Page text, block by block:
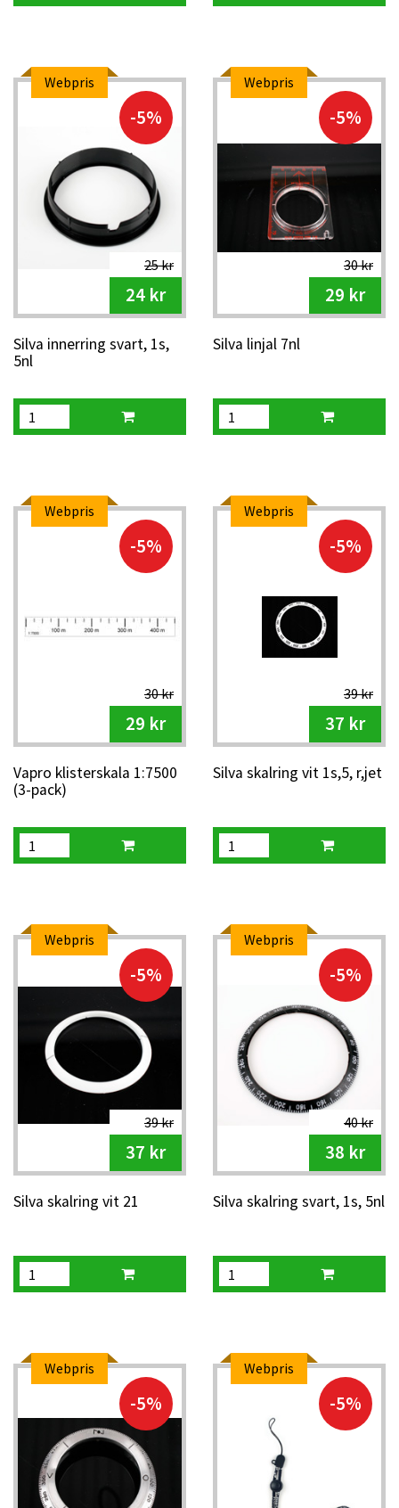
Webpris
-5%
25 kr
24 kr
Silva innerring svart, 1s,
5nl
Webpris
-5%
30 kr
29 kr
Silva linjal 7nl
Webpris
-5%
30 kr
29 kr
Vapro klisterskala 1:7500
(3-pack)
Webpris
-5%
39 kr
37 kr
Silva skalring vit 1s,5, r,jet
Webpris
-5%
39 kr
37 kr
Silva skalring vit 21
Webpris
-5%
40 kr
38 kr
Silva skalring svart, 1s, 5nl
Webpris
-5%
Webpris
-5%